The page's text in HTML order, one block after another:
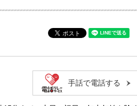
手話で電話する